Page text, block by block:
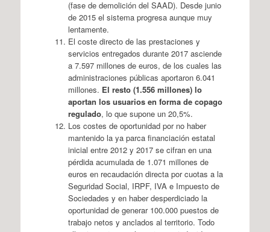
(fase de demolición del SAAD). Desde junio
de 2015 el sistema progresa aunque muy
lentamente.
El coste directo de las prestaciones y
servicios entregados durante 2017 asciende
a 7.597 millones de euros, de los cuales las
administraciones públicas aportaron 6.041
millones. El resto (1.556 millones) lo
aportan los usuarios en forma de copago
regulado, lo que supone un 20,5%.
Los costes de oportunidad por no haber
mantenido la ya parca financiación estatal
inicial entre 2012 y 2017 se cifran en una
pérdida acumulada de 1.071 millones de
euros en recaudación directa por cuotas a la
Seguridad Social, IRPF, IVA e Impuesto de
Sociedades y en haber desperdiciado la
oportunidad de generar 100.000 puestos de
trabajo netos y anclados al territorio. Todo